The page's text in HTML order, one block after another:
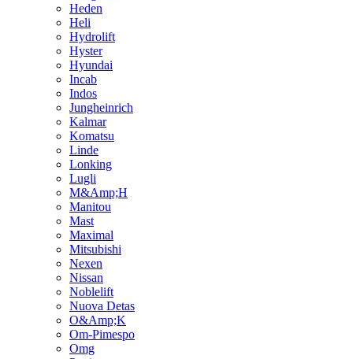
Heden
Heli
Hydrolift
Hyster
Hyundai
Incab
Indos
Jungheinrich
Kalmar
Komatsu
Linde
Lonking
Lugli
M&Amp;H
Manitou
Mast
Maximal
Mitsubishi
Nexen
Nissan
Noblelift
Nuova Detas
O&Amp;K
Om-Pimespo
Omg